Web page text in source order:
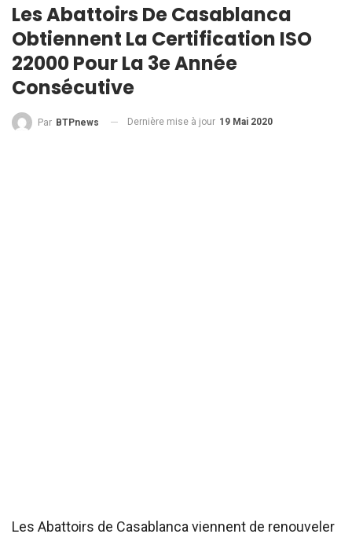
Les Abattoirs De Casablanca
Obtiennent La Certification ISO
22000 Pour La 3e Année
Consécutive
Par BTPnews Dernière mise à jour 19 Mai 2020
Les Abattoirs de Casablanca viennent de renouveler